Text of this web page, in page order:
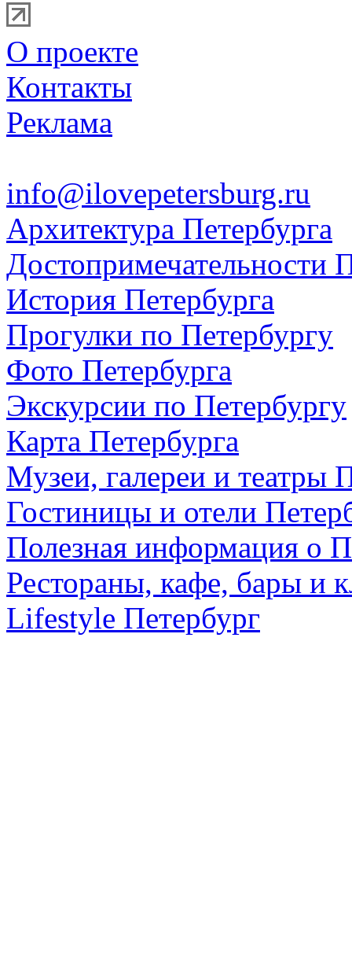
О проекте
Контакты
Реклама
info@ilovepetersburg.ru
Архитектура Петербурга
Достопримечательности
История Петербурга
Прогулки по Петербургу
Фото Петербурга
Экскурсии по Петербургу
Карта Петербурга
Музеи, галереи и театры
Гостиницы и отели
Полезная информация о
Рестораны, кафе, бары и
Lifestyle Петербург